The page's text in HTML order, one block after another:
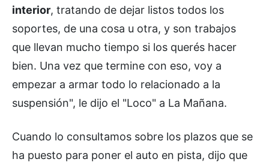
interior, tratando de dejar listos todos los
soportes, de una cosa u otra, y son trabajos
que llevan mucho tiempo si los querés hacer
bien. Una vez que termine con eso, voy a
empezar a armar todo lo relacionado a la
suspensión", le dijo el "Loco" a La Mañana.
Cuando lo consultamos sobre los plazos que se
ha puesto para poner el auto en pista, dijo que